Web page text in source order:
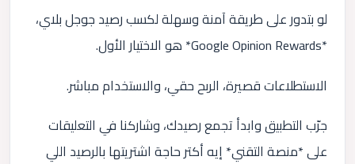
لو بتدور على طريقة آمنة وسهلة لكسب رصيد جوجل بلاي،
*Google Opinion Rewards* هو الاختيار الأول.
الاستطلاعات قصيرة، الربح حقي، والاستخدام مباشر.
جرّب التطبيق وابدأ تجمع رصيدك، وشاركنا في التعليقات
على *منصة التقني* إيه أكتر حاجة اشتريتها بالرصيد اللي